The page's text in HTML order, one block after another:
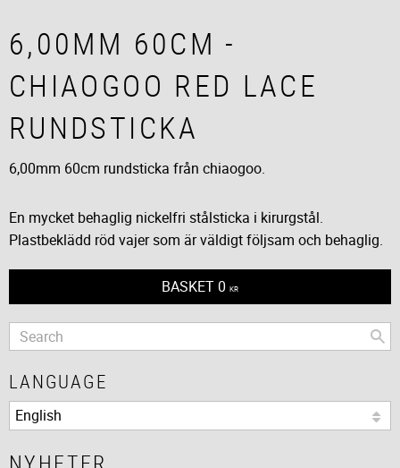
6,00MM 60CM -
CHIAOGOO RED LACE
RUNDSTICKA
6,00mm 60cm rundsticka från chiaogoo.
En mycket behaglig nickelfri stålsticka i kirurgstål.
Plastbeklädd röd vajer som är väldigt följsam och behaglig.
BASKET 0 KR
LANGUAGE